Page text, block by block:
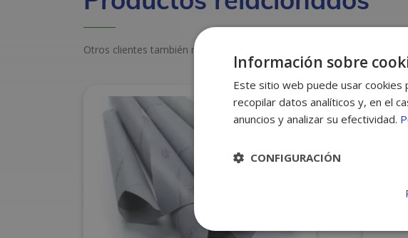
Otros clientes también miraron estos productos
Información sobre
Este sitio web puede usar cookies
recopilar datos analíticos y, en el
anuncios y analizar su efectividad.
CONFIGURACIÓN